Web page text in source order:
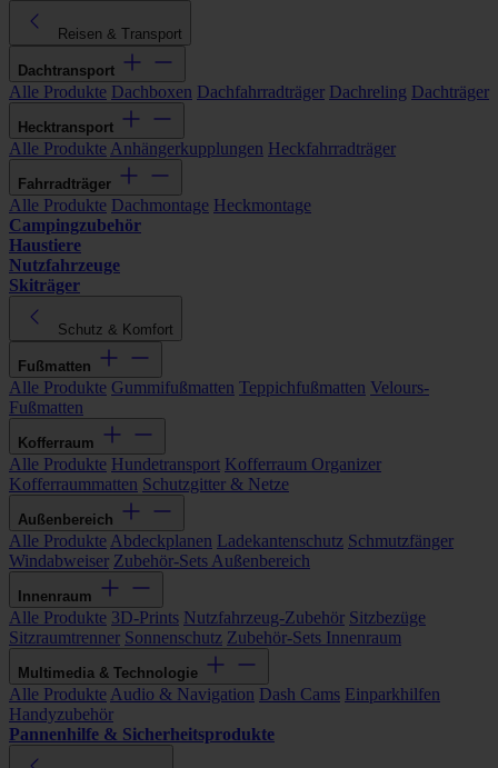
Reisen & Transport
Dachtransport
Alle Produkte Dachboxen Dachfahrradträger Dachreling Dachträger
Hecktransport
Alle Produkte Anhängerkupplungen Heckfahrradträger
Fahrradträger
Alle Produkte Dachmontage Heckmontage
Campingzubehör
Haustiere
Nutzfahrzeuge
Skiträger
Schutz & Komfort
Fußmatten
Alle Produkte Gummifußmatten Teppichfußmatten Velours-
Fußmatten
Kofferraum
Alle Produkte Hundetransport Kofferraum Organizer
Kofferraummatten Schutzgitter & Netze
Außenbereich
Alle Produkte Abdeckplanen Ladekantenschutz Schmutzfänger
Windabweiser Zubehör-Sets Außenbereich
Innenraum
Alle Produkte 3D-Prints Nutzfahrzeug-Zubehör Sitzbezüge
Sitzraumtrenner Sonnenschutz Zubehör-Sets Innenraum
Multimedia & Technologie
Alle Produkte Audio & Navigation Dash Cams Einparkhilfen
Handyzubehör
Pannenhilfe & Sicherheitsprodukte